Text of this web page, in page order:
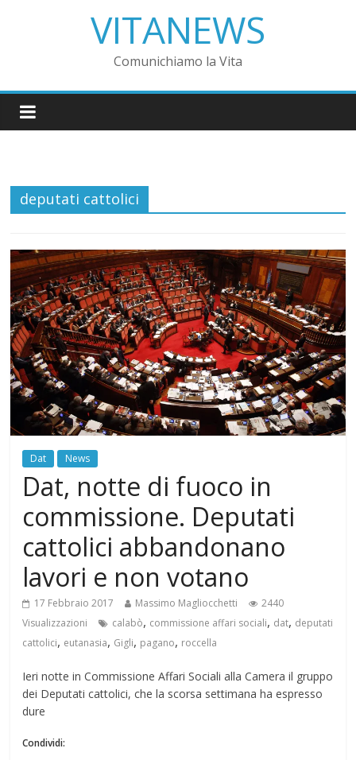
VITANEWS
Comunichiamo la Vita
deputati cattolici
Dat News
Dat, notte di fuoco in
commissione. Deputati
cattolici abbandonano
lavori e non votano
17 Febbraio 2017 Massimo Magliocchetti
2440
Visualizzazioni
calabò, commissione affari sociali, dat, deputati
cattolici, eutanasia, Gigli, pagano, roccella
Ieri notte in Commissione Affari Sociali alla Camera il gruppo
dei Deputati cattolici, che la scorsa settimana ha espresso
dure
Condividi: